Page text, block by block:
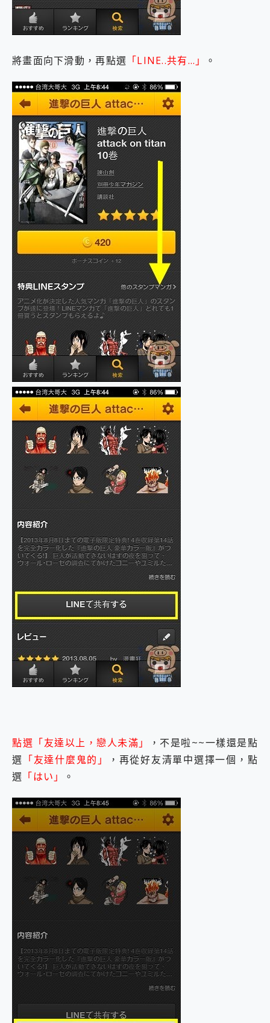
將畫面向下滑動，再點選 「LINE..共有…」 。
點選「友達以上，戀人未滿」
，不是啦~~一樣還是點
選 「友達什麼鬼的」
，再從好友清單中選擇一個，點
選 「はい」 。